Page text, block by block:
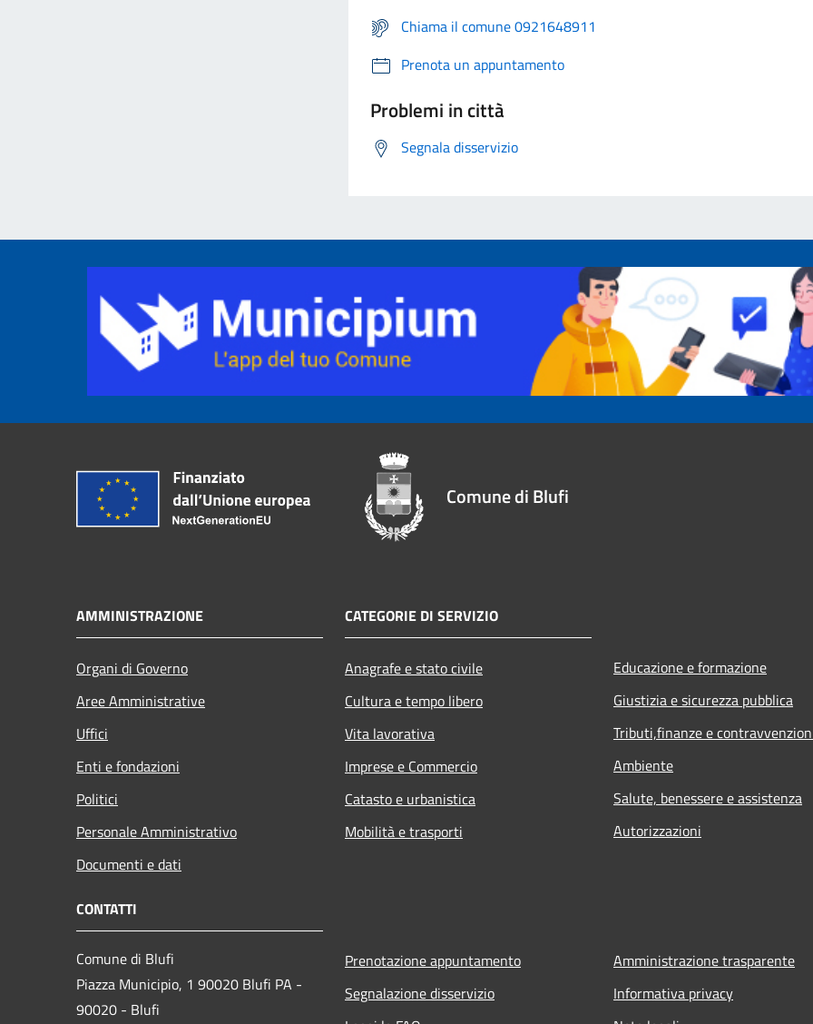
Chiama il comune 0921648911
Prenota un appuntamento
Problemi in città
Segnala disservizio
Comune di Blufi
AMMINISTRAZIONE
Organi di Governo
Aree Amministrative
Uffici
Enti e fondazioni
Politici
Personale Amministrativo
Documenti e dati
CATEGORIE DI SERVIZIO
Anagrafe e stato civile
Cultura e tempo libero
Vita lavorativa
Imprese e Commercio
Catasto e urbanistica
Mobilità e trasporti
Educazione e formazione
Giustizia e sicurezza pubblica
Tributi,finanze e
Ambiente
Salute, benessere e assistenza
Autorizzazioni
CONTATTI
Comune di Blufi
Piazza Municipio, 1 90020 Blufi PA -
90020 - Blufi
Prenotazione appuntamento
Segnalazione disservizio
Amministrazione trasparente
Informativa privacy